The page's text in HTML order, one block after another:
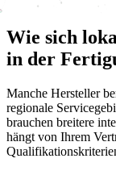
Wie sich
in der
Manche Hersteller
regionale
brauchen breitere
hängt von Ihrem